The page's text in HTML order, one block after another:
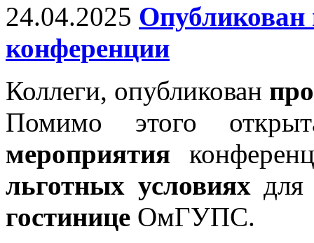
24.04.2025
конференции
Коллеги, опубликован
Помимо этого
мероприятия
льготных условиях для
гостинице ОмГУПС.